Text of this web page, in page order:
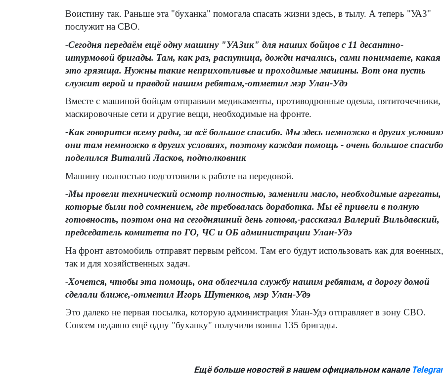
Воистину так. Раньше эта "буханка" помогала спасать жизни здесь, в тылу. А теперь "УАЗ"
послужит на СВО.
-Сегодня передаём ещё одну машину "УАЗик" для наших бойцов с 11 десантно-
штурмовой бригады. Там, как раз, распутица, дожди начались, сами понимаете, какая
это грязища. Нужны такие неприхотливые и проходимые машины. Вот она пусть
служит верой и правдой нашим ребятам,-отметил мэр Улан-Удэ
Вместе с машиной бойцам отправили медикаменты, противодронные одеяла, пятиточечники,
маскировочные сети и другие вещи, необходимые на фронте.
-Как говорится всему рады, за всё большое спасибо. Мы здесь немножко в других
они там немножко в других условиях, поэтому каждая помощь - очень большое
поделился Виталий Ласков, подполковник
Машину полностью подготовили к работе на передовой.
-Мы провели технический осмотр полностью, заменили масло, необходимые агрегаты,
которые были под сомнением, где требовалась доработка. Мы её привели в полную
готовность, поэтом она на сегодняшний день готова,-рассказал Валерий Вильдавский,
председатель комитета по ГО, ЧС и ОБ администрации Улан-Удэ
На фронт автомобиль отправят первым рейсом. Там его будут использовать как для военных,
так и для хозяйственных задач.
-Хочется, чтобы эта помощь, она облегчила службу нашим ребятам, а дорогу домой
сделали ближе,-отметил Игорь Шутенков, мэр Улан-Удэ
Это далеко не первая посылка, которую администрация Улан-Удэ отправляет в зону СВО.
Совсем недавно ещё одну "буханку" получили воины 135 бригады.
Ещё больше новостей в нашем официальном канале